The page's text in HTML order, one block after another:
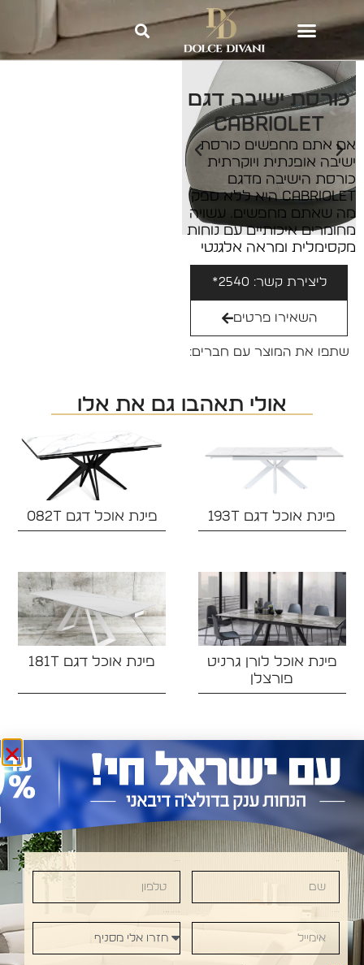
Dolce Divani כורסאות ישיבה
כורסת ישיבה דגם CABRIOLET
כורסת ישיבה דגם
CABRIOLET
אם אתם מחפשים כורסת
ישיבה אופנתית ויוקרתית
כורסת הישיבה מדגם
CABRIOLET היא ללא ספק
מה שאתם מחפשים. עשויה
מחומרים איכותיים עם נוחות
מקסימלית ומראה אלגנטי
ליצירת קשר: 2540*
השאירו פרטים
שתפו את המוצר עם חברים:
אולי תאהבו גם את אלו
פינת אוכל דגם 193T פינת אוכל דגם 082T‏
פינת אוכל לורן גרניט
פורצלן
פינת אוכל דגם 181T
• DOLCE DIVANI • DOLCE DIVANI •